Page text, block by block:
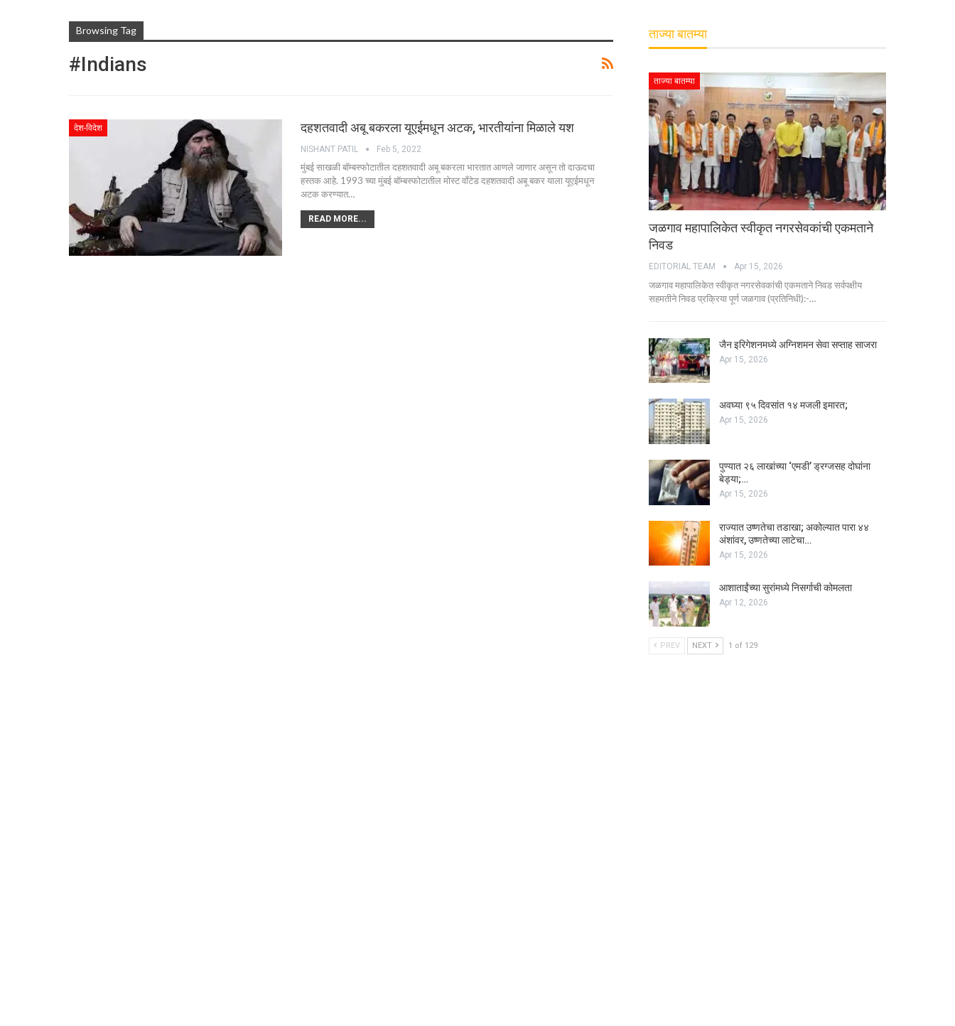
Browsing Tag
#Indians
देश-विदेश दहशतवादी अबू बकरला यूएईमधून अटक, भारतीयांना मिळाले यश
NISHANT PATIL Feb 5, 2022
मुंबई साखळी बॉम्बस्फोटातील दहशतवादी अबू बकरला भारतात आणले जाणार असून तो दाऊदचा
हस्तक आहे. 1993 च्या मुंबई बॉम्बस्फोटातील मोस्ट वाँटेड दहशतवादी अबू बकर याला यूएईमधून
अटक करण्यात…
READ MORE...
ताज्या बातम्या
ताज्या बातम्या
जळगाव महापालिकेत स्वीकृत नगरसेवकांची एकमताने
निवड
EDITORIAL TEAM Apr 15, 2026
जळगाव महापालिकेत स्वीकृत नगरसेवकांची एकमताने निवड सर्वपक्षीय
सहमतीने निवड प्रक्रिया पूर्ण जळगाव (प्रतिनिधी):-…
जैन इरिगेशनमध्ये अग्निशमन सेवा सप्ताह साजरा
Apr 15, 2026
अवघ्या ९५ दिवसांत १४ मजली इमारत;
Apr 15, 2026
पुण्यात २६ लाखांच्या ‘एमडी’ ड्रग्जसह दोघांना
बेड्या;…
Apr 15, 2026
राज्यात उष्णतेचा तडाखा; अकोल्यात पारा ४४
अंशांवर, उष्णतेच्या लाटेचा…
Apr 15, 2026
आशाताईंच्या सुरांमध्ये निसर्गाची कोमलता
Apr 12, 2026
PREV NEXT 1 of 129